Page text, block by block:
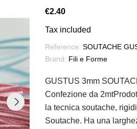
€2.40
Tax included
Reference: SOUTACHE
Brand: Fili e Forme
GUSTUS 3mm
Confezione da
la tecnica soutache,
Soutache. Ha una